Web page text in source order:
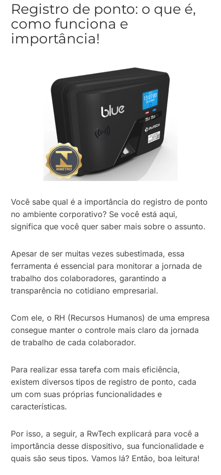
Registro de ponto: o que é,
como funciona e
importância!
Você sabe qual é a importância do registro de ponto
no ambiente corporativo? Se você está aqui,
significa que você quer saber mais sobre o assunto.
Apesar de ser muitas vezes subestimada, essa
ferramenta é essencial para monitorar a jornada de
trabalho dos colaboradores, garantindo a
transparência no cotidiano empresarial.
Com ele, o RH (Recursos Humanos) de uma empresa
consegue manter o controle mais claro da jornada
de trabalho de cada colaborador.
Para realizar essa tarefa com mais eficiência,
existem diversos tipos de registro de ponto, cada
um com suas próprias funcionalidades e
características.
Por isso, a seguir, a RwTech explicará para você a
importância desse dispositivo, sua funcionalidade e
quais são seus tipos. Vamos lá? Então, boa leitura!